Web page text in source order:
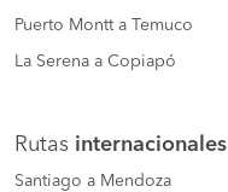
Puerto Montt a Temuco
La Serena a Copiapó
Rutas internacionales
Santiago a Mendoza